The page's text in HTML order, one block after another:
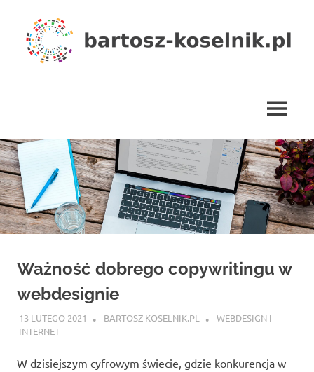
content
MENU
Ważność dobrego copywritingu w
webdesignie
13 LUTEGO 2021 BARTOSZ-KOSELNIK.PL
WEBDESIGN I
INTERNET
W dzisiejszym cyfrowym świecie, gdzie konkurencja w